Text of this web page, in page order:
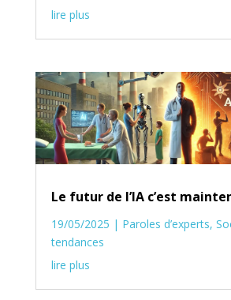
lire plus
Le futur de l’IA c’est
19/05/2025 | Paroles d’experts,
tendances
lire plus